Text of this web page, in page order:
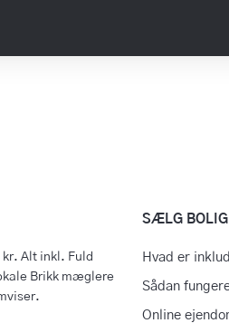
Alt inkl. Fuld
Brikk mæglere
SÆLG BOLIG
Hvad er
Sådan
Online